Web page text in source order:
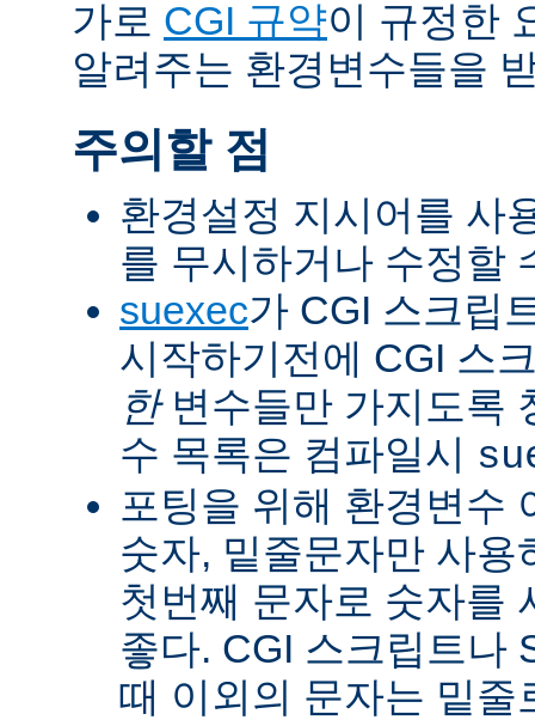
가로 CGI 규약이 규정한
알려주는 환경변수들을
주의할 점
환경설정 지시어를 사
를 무시하거나 수정할
suexec가 CGI 스크립
시작하기전에 CGI 스
한변수들만 가지도록
수 목록은 컴파일시
포팅을 위해 환경변수
숫자, 밑줄문자만 사용
첫번째 문자로 숫자를
좋다. CGI 스크립트나
때 이외의 문자는 밑줄